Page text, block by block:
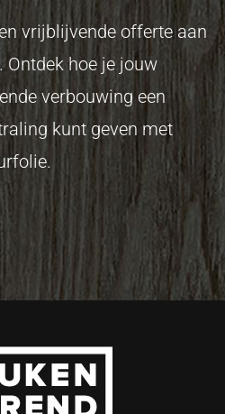
vrijblijvende offerte aan
Ontdek hoe je jouw
verbouwing een
kunt geven met